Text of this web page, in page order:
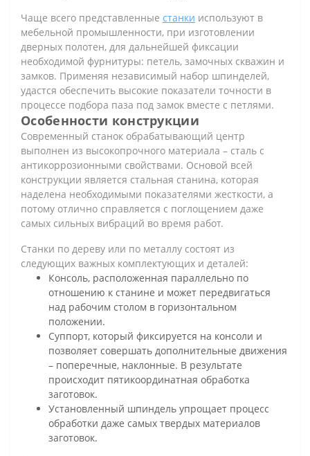
Чаще всего представленные станки используют в
мебельной промышленности, при изготовлении
дверных полотен, для дальнейшей фиксации
необходимой фурнитуры: петель, замочных скважин и
замков. Применяя независимый набор шпинделей,
удастся обеспечить высокие показатели точности в
процессе подбора паза под замок вместе с петлями.
Особенности конструкции
Современный станок обрабатывающий центр
выполнен из высокопрочного материала – сталь с
антикоррозионными свойствами. Основой всей
конструкции является стальная станина, которая
наделена необходимыми показателями жесткости, а
потому отлично справляется с поглощением даже
самых сильных вибраций во время работ.
Станки по дереву или по металлу состоят из
следующих важных комплектующих и деталей:
Консоль, расположенная параллельно по
отношению к станине и может передвигаться
над рабочим столом в горизонтальном
положении.
Суппорт, который фиксируется на консоли и
позволяет совершать дополнительные движения
– поперечные, наклонные. В результате
происходит пятикоординатная обработка
заготовок.
Установленный шпиндель упрощает процесс
обработки даже самых твердых материалов
заготовок.